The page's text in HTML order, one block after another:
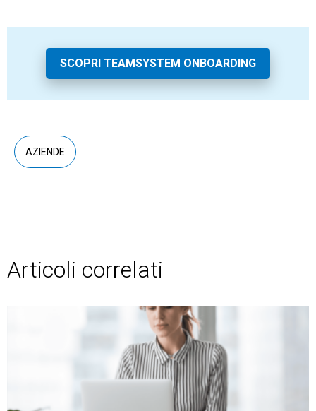
SCOPRI TEAMSYSTEM ONBOARDING
AZIENDE
Articoli correlati